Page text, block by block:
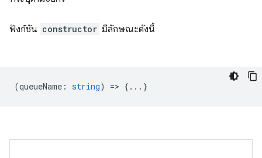
ฟังก์ชัน constructor มีลักษณะดังนี้
(queueName : string) => {...}